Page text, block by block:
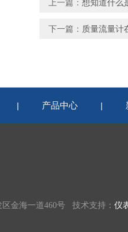
上一篇： 想知道什么
下一篇： 质量流量计
| 产品中心 |
金海一道460号 技术支持： 仪